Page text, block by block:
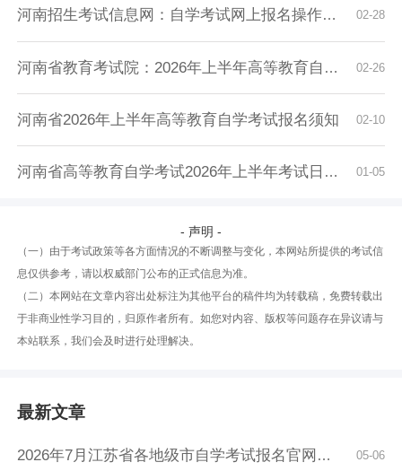
02-28
河南招生考试信息网：自学考试网上报名操作指南
02-26
河南省教育考试院：2026年上半年高等教育自学考...
02-10
河南省2026年上半年高等教育自学考试报名须知
01-05
河南省高等教育自学考试2026年上半年考试日程安...
- 声明 -
（一）由于考试政策等各方面情况的不断调整与变化，本网站所提供的考试信
息仅供参考，请以权威部门公布的正式信息为准。
（二）本网站在文章内容出处标注为其他平台的稿件均为转载稿，免费转载出
于非商业性学习目的，归原作者所有。如您对内容、版权等问题存在异议请与
本站联系，我们会及时进行处理解决。
最新文章
05-06
2026年7月江苏省各地级市自学考试报名官网入口...